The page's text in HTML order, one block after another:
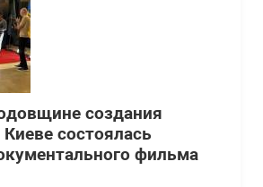
создания
состоялась
фильма